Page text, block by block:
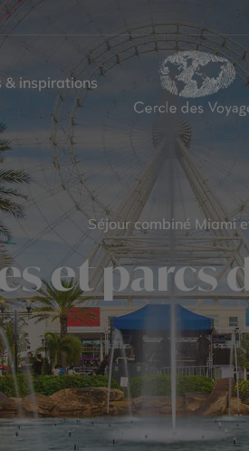
& inspirations
Séjour combiné Miami
et parcs